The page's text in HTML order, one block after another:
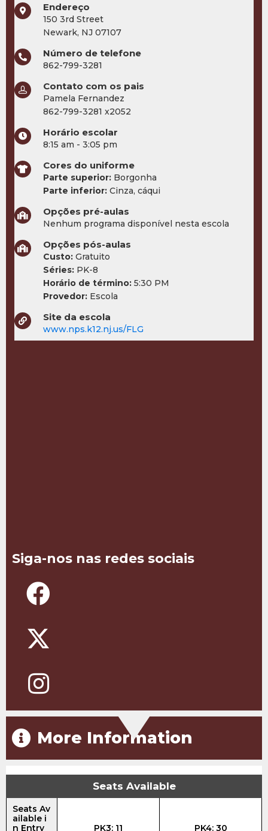
Endereço
150 3rd Street
Newark, NJ 07107
Número de telefone
862-799-3281
Contato com os pais
Pamela Fernandez
862-799-3281 x2052
Horário escolar
8:15 am - 3:05 pm
Cores do uniforme
Parte superior: Borgonha
Parte inferior: Cinza, cáqui
Opções pré-aulas
Nenhum programa disponível nesta escola
Opções pós-aulas
Custo: Gratuito
Séries: PK-8
Horário de término: 5:30 PM
Provedor: Escola
Site da escola
www.nps.k12.nj.us/FLG
Siga-nos nas redes sociais
More Information
Seats Available
Seats Av
ailable i
n Entry
PK3: 11 PK4: 30